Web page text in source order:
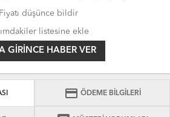
Fiyatı düşünce bildir
listesine ekle
GIRINCE HABER VER
credit_card ÖDEME BİLGİLERİ